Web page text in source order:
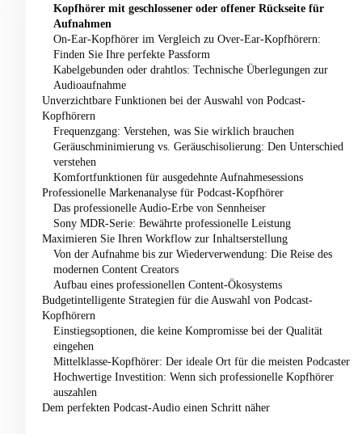
Kopfhörer mit geschlossener oder offener Rückseite für
Aufnahmen
On-Ear-Kopfhörer im Vergleich zu Over-Ear-Kopfhörern:
Finden Sie Ihre perfekte Passform
Kabelgebunden oder drahtlos: Technische Überlegungen zur
Audioaufnahme
Unverzichtbare Funktionen bei der Auswahl von Podcast-
Kopfhörern
Frequenzgang: Verstehen, was Sie wirklich brauchen
Geräuschminimierung vs. Geräuschisolierung: Den Unterschied
verstehen
Komfortfunktionen für ausgedehnte Aufnahmesessions
Professionelle Markenanalyse für Podcast-Kopfhörer
Das professionelle Audio-Erbe von Sennheiser
Sony MDR-Serie: Bewährte professionelle Leistung
Maximieren Sie Ihren Workflow zur Inhaltserstellung
Von der Aufnahme bis zur Wiederverwendung: Die Reise des
modernen Content Creators
Aufbau eines professionellen Content-Ökosystems
Budgetintelligente Strategien für die Auswahl von Podcast-
Kopfhörern
Einstiegsoptionen, die keine Kompromisse bei der Qualität
eingehen
Mittelklasse-Kopfhörer: Der ideale Ort für die meisten Podcaster
Hochwertige Investition: Wenn sich professionelle Kopfhörer
auszahlen
Dem perfekten Podcast-Audio einen Schritt näher